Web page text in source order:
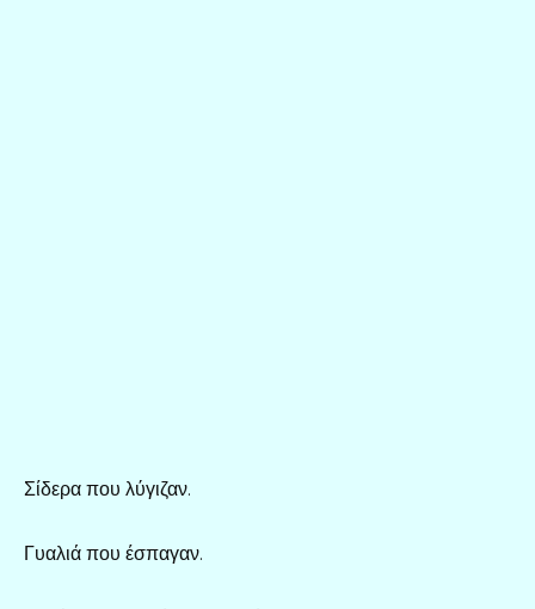
Σίδερα που λύγιζαν.
Γυαλιά που έσπαγαν.